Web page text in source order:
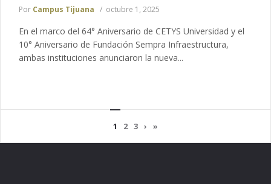
Por Campus Tijuana octubre 1, 2025
En el marco del 64° Aniversario de CETYS Universidad y el
10° Aniversario de Fundación Sempra Infraestructura,
ambas instituciones anunciaron la nueva...
1 2 3 › »